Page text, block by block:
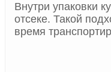
Внутри упаковки
отсеке. Такой
время